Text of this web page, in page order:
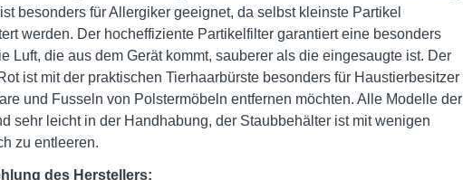
besonders für Allergiker geeignet, da selbst kleinste Partikel
werden. Der hocheffiziente Partikelfilter garantiert eine besonders
Luft, die aus dem Gerät kommt, sauberer als die eingesaugte ist. Der
ist mit der praktischen Tierhaarbürste besonders für Haustierbesitzer
und Fusseln von Polstermöbeln entfernen möchten. Alle Modelle der
sehr leicht in der Handhabung, der Staubbehälter ist mit wenigen
zu entleeren.
des Herstellers: